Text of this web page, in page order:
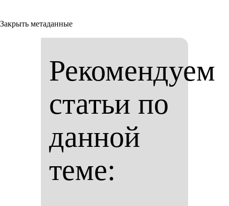
Закрыть метаданные
Рекомендуем
статьи по
данной
теме: